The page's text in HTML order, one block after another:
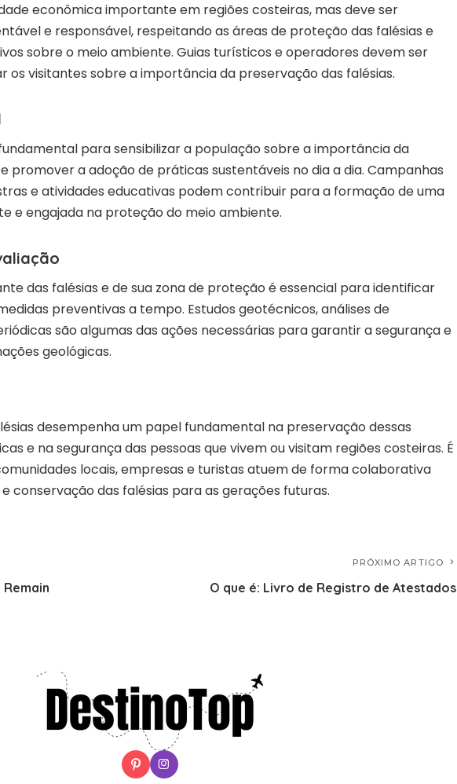
econômica importante em regiões costeiras, mas deve ser
e responsável, respeitando as áreas de proteção das falésias e
sobre o meio ambiente. Guias turísticos e operadores devem ser
visitantes sobre a importância da preservação das falésias.
para sensibilizar a população sobre a importância da
promover a adoção de práticas sustentáveis no dia a dia. Campanhas
e atividades educativas podem contribuir para a formação de uma
e engajada na proteção do meio ambiente.
das falésias e de sua zona de proteção é essencial para identificar
preventivas a tempo. Estudos geotécnicos, análises de
são algumas das ações necessárias para garantir a segurança e
geológicas.
desempenha um papel fundamental na preservação dessas
e na segurança das pessoas que vivem ou visitam regiões costeiras. É
locais, empresas e turistas atuem de forma colaborativa
conservação das falésias para as gerações futuras.
PRÓXIMO ARTIGO
O que é: Livro de Registro de Atestados